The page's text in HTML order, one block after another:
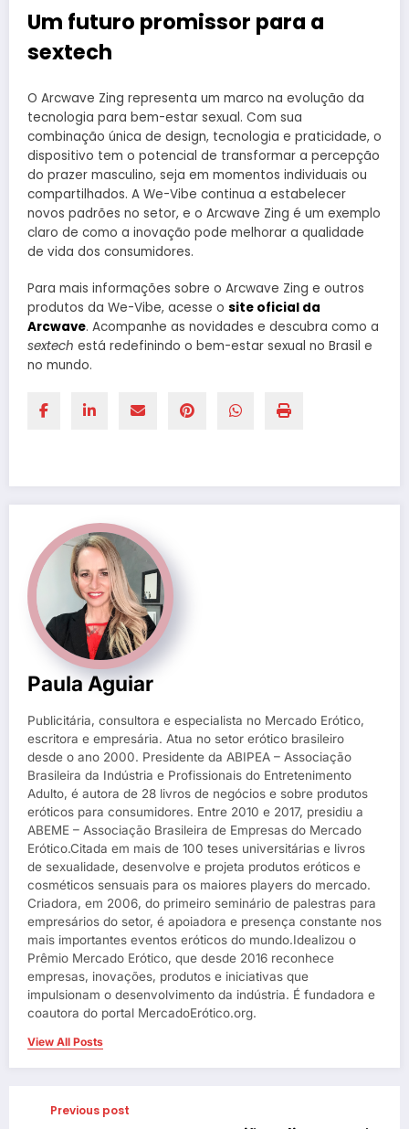
Um futuro promissor para a
sextech
O Arcwave Zing representa um marco na evolução da
tecnologia para bem-estar sexual. Com sua
combinação única de design, tecnologia e praticidade, o
dispositivo tem o potencial de transformar a percepção
do prazer masculino, seja em momentos individuais ou
compartilhados. A We-Vibe continua a estabelecer
novos padrões no setor, e o Arcwave Zing é um exemplo
claro de como a inovação pode melhorar a qualidade
de vida dos consumidores.
Para mais informações sobre o Arcwave Zing e outros
produtos da We-Vibe, acesse o site oficial da
Arcwave. Acompanhe as novidades e descubra como a
sextech está redefinindo o bem-estar sexual no Brasil e
no mundo.
Paula Aguiar
Publicitária, consultora e especialista no Mercado Erótico,
escritora e empresária. Atua no setor erótico brasileiro
desde o ano 2000. Presidente da ABIPEA – Associação
Brasileira da Indústria e Profissionais do Entretenimento
Adulto, é autora de 28 livros de negócios e sobre produtos
eróticos para consumidores. Entre 2010 e 2017, presidiu a
ABEME – Associação Brasileira de Empresas do Mercado
Erótico.Citada em mais de 100 teses universitárias e livros
de sexualidade, desenvolve e projeta produtos eróticos e
cosméticos sensuais para os maiores players do mercado.
Criadora, em 2006, do primeiro seminário de palestras para
empresários do setor, é apoiadora e presença constante nos
mais importantes eventos eróticos do mundo.Idealizou o
Prêmio Mercado Erótico, que desde 2016 reconhece
empresas, inovações, produtos e iniciativas que
impulsionam o desenvolvimento da indústria. É fundadora e
coautora do portal MercadoErótico.org.
View All Posts
Previous post